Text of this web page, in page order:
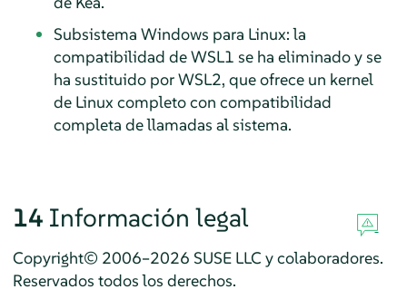
Subsistema Windows para Linux: la
compatibilidad de WSL1 se ha eliminado y se
ha sustituido por WSL2, que ofrece un kernel
de Linux completo con compatibilidad
completa de llamadas al sistema.
14 Información legal
Copyright© 2006–2026 SUSE LLC y colaboradores.
Reservados todos los derechos.